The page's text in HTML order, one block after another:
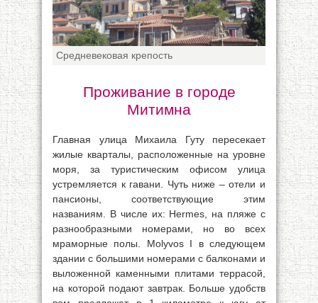
Средневековая крепость
Проживание в городе
Митимна
Главная улица Михаила Гуту пересекает
жилые кварталы, расположенные на уровне
моря, за туристическим офисом улица
устремляется к гавани. Чуть ниже – отели и
пансионы, соответствующие этим
названиям. В числе их: Hermes, на пляже с
разнообразными номерами, но во всех
мраморные полы. Molyvos I в следующем
здании с большими номерами с балконами и
выложенной каменными плитами террасой,
на которой подают завтрак. Больше удобств